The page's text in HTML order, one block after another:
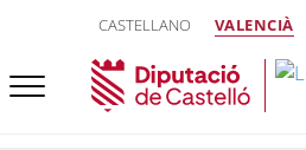
CASTELLANO VALENCIÀ